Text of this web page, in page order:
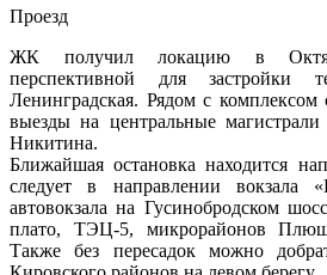
Проезд
ЖК получил локацию в
перспективной для застройки
Ленинградская. Рядом с комплексом
выезды на центральные
Никитина.
Ближайшая остановка находится
следует в направлении вокзала
автовокзала на Гусинобродском
плато, ТЭЦ-5, микрорайонов
Также без пересадок можно